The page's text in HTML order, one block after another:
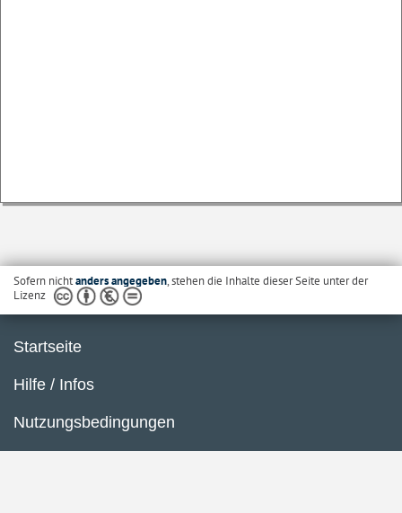
Sofern nichtanders angegeben, stehen die Inhalte dieser Seite unter der
Lizenz
Startseite
Hilfe / Infos
Nutzungsbedingungen